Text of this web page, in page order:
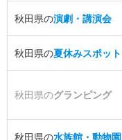
秋田県の演劇・講演会
秋田県の夏休みスポット
秋田県のグランピング
秋田県の水族館・動物園